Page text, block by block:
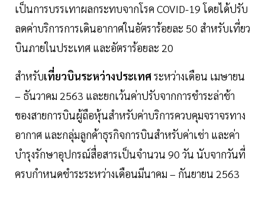
เป็นการบรรเทาผลกระทบจากโรค COVID-19 โดยได้ปรับ
ลดค่าบริการการเดินอากาศในอัตราร้อยละ 50 สำหรับเที่ยว
บินภายในประเทศ และอัตราร้อยละ 20
สำหรับเที่ยวบินระหว่างประเทศระหว่างเดือน เมษายน
– ธันวาคม 2563 และยกเว้นค่าปรับจากการชำระล่าช้า
ของสายการบินผู้ถือหุ้นสำหรับค่าบริการควบคุมจราจรทาง
อากาศ และกลุ่มลูกค้าธุรกิจการบินสำหรับค่าเช่า และค่า
บำรุงรักษาอุปกรณ์สื่อสารเป็นจำนวน 90 วัน นับจากวันที่
ครบกำหนดชำระระหว่างเดือนมีนาคม – กันยายน 2563